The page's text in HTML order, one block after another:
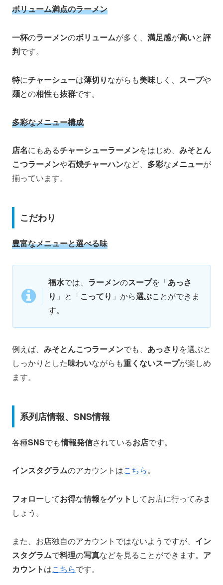
ボリューム満点のラーメン
一杯のラーメンのボリュームが多く、 満足感が高いと評
判です。
特にチャーシューは薄切りながらも美味しく、 スープや
麺との相性も抜群です。​
多彩なメニュー構成
店名にもあるチャーシューラーメンをはじめ、 みそとん
こつラーメンや石焼チャーハンなど、 多彩なメニューが
揃っています。​
こだわり
豊富なメニューと選べる味
福水では、 ラーメンのスープを「あっさ
り 」と「こってり 」から選ぶことができま
す。
例えば、 みそとんこつラーメンでも、 あっさり を選ぶと
しっかりとした味わいながらも重くないスープが楽しめ
ます。​
系列店情報、SNS情報
各種SNSでも情報発信されているお店です。
インスタグラムのアカウントはこちら。
フォローしてお得な情報をゲット してお店に行ってみま
しょう。
また、お店独自のアカウントではないようですが、 イン
スタグラムで料理の写真などを見ることができます。 ア
カウントはこちらです。